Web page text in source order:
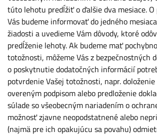
túto lehotu predĺžiť o ďalšie dva mesiace.
Vás budeme informovať do jedného
žiadosti a uvedieme Vám dôvody, ktoré
predĺženie lehoty. Ak budeme mať
totožnosti, môžeme Vás z bezpečnostných
o poskytnutie dodatočných informácií
potvrdenie Vašej totožnosti, napr.
overeným podpisom alebo predloženie
súlade so všeobecným nariadením o
možnosť zjavne neopodstatnené alebo
(najmä pre ich opakujúcu sa povahu)